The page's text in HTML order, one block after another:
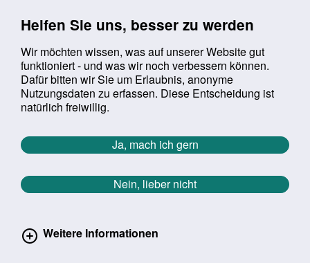
Helfen Sie uns, besser zu werden
Wir möchten wissen, was auf unserer Website gut
funktioniert - und was wir noch verbessern können.
Dafür bitten wir Sie um Erlaubnis, anonyme
Nutzungsdaten zu erfassen. Diese Entscheidung ist
natürlich freiwillig.
Ja, mach ich gern
Nein, lieber nicht
Weitere Informationen
Suchbegriff:
Sie befinden sich hier:
Startseite Aktuelles Aktuelle Meldungen
Aktuelle Meldungen
Zurück zur Übersicht erster
vorheriger
542/1627
Schutzimpfungen bei Krebs – Wie